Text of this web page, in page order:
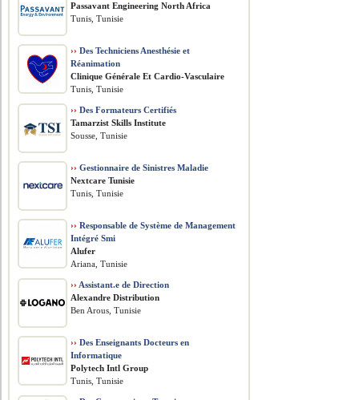
Passavant Engineering North Africa
Tunis, Tunisie
›› Des Techniciens Anesthésie et
Réanimation
Clinique Générale Et Cardio-Vasculaire
Tunis, Tunisie
›› Des Formateurs Certifiés
Tamarzist Skills Institute
Sousse, Tunisie
›› Gestionnaire de Sinistres Maladie
Nextcare Tunisie
Tunis, Tunisie
›› Responsable de Système de Management
Intégré Smi
Alufer
Ariana, Tunisie
›› Assistant.e de Direction
Alexandre Distribution
Ben Arous, Tunisie
›› Des Enseignants Docteurs en
Informatique
Polytech Intl Group
Tunis, Tunisie